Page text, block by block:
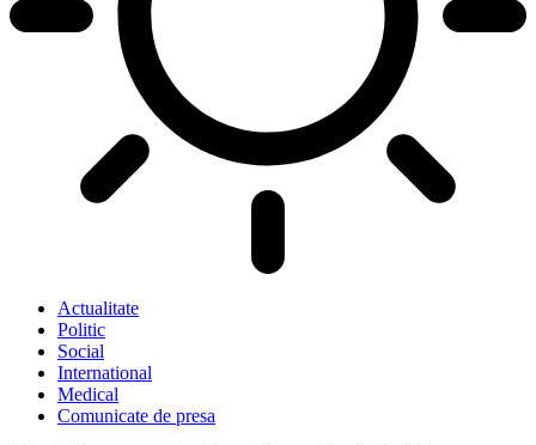
Actualitate
Politic
Social
International
Medical
Comunicate de presa